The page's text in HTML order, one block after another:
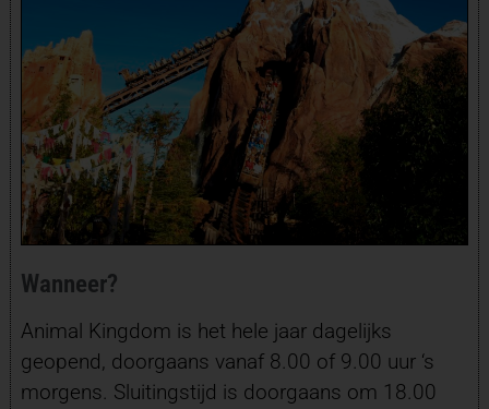
Wanneer?
Animal Kingdom is het hele jaar dagelijks
geopend, doorgaans vanaf 8.00 of 9.00 uur ‘s
morgens. Sluitingstijd is doorgaans om 18.00